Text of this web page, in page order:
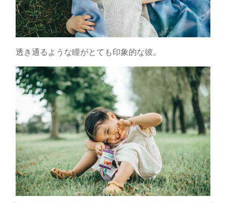
透き通るような瞳がとても印象的な彼。